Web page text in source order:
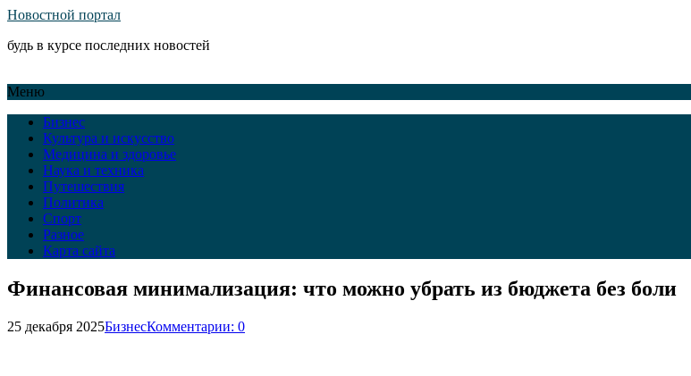
Новостной портал
будь в курсе последних новостей
Меню
Бизнес
Культура и искусство
Медицина и здоровье
Наука и техника
Путешествия
Политика
Спорт
Разное
Карта сайта
Финансовая минимализация: что можно убрать из бюджета без боли
25 декабря 2025БизнесКомментарии: 0